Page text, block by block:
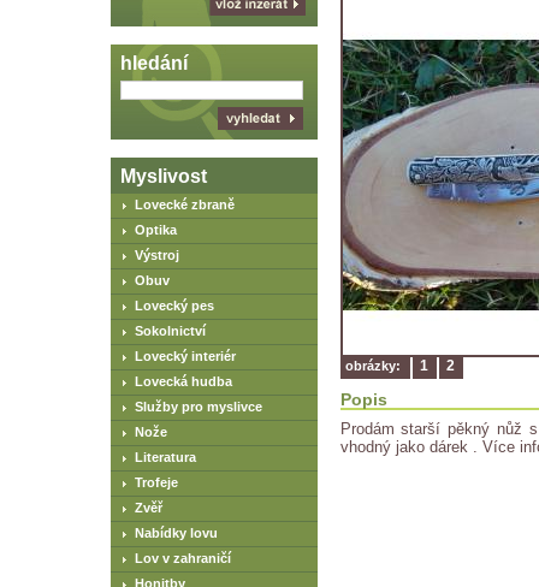
obrázky: 1 2
Popis
Prodám starší pěkný nůž
vhodný jako dárek . Více
vlož
hledání
Myslivost
Lovecké zbraně
Optika
Výstroj
Obuv
Lovecký pes
Sokolnictví
Lovecký interiér
Lovecká hudba
Služby pro myslivce
Nože
Literatura
Trofeje
Zvěř
Nabídky lovu
Lov v zahraničí
Honitby